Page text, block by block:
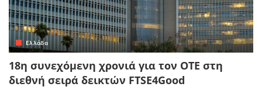
Ελλάδα
18η συνεχόμενη χρονιά για τον ΟΤΕ στη
διεθνή σειρά δεικτών FTSE4Good